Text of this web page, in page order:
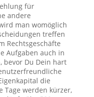
für
andere
man womöglich
treffen
Rechtsgeschäfte
Aufgaben auch in
bevor Du Dein hart
die
Tage werden kürzer,